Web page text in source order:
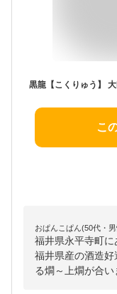
こ
おぱんこぱん(50代・
福井県永平寺町
福井県産の酒造
る燗～上燗が合い